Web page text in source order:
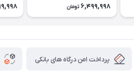
6,499,998 تومان
پرداخت امن درگاه های بانکی